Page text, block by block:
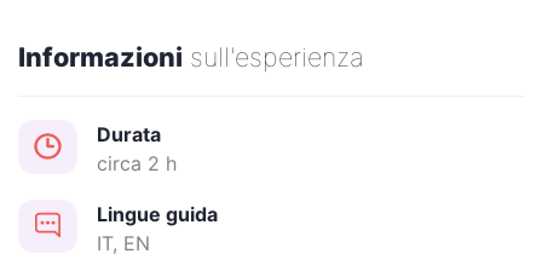
Tutti i giorni alle 11:00 e 15:00
Dal 08/06 al 30/08
Tutti i giorni alle 11:00 e 17:00
Dal 31/08 al 01/11
Tutti i giorni alle 11:00 e alle 15:00
Informazioni sull'esperienza
Durata
circa 2 h
Lingue guida
IT, EN